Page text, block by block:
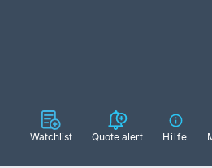
Watchlist Quote alert Hilfe